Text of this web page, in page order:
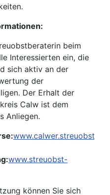
beim
Interessierten ein, die
sich aktiv an der
der
Der Erhalt der
Calw ist dem
Anliegen.
www.streuobst-
können Sie sich